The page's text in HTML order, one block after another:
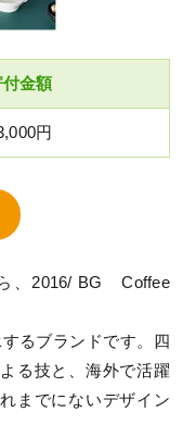
付金額
円
、2016/ BG Coffee
るブランドです。四
る技と、海外で活躍
までにないデザイン